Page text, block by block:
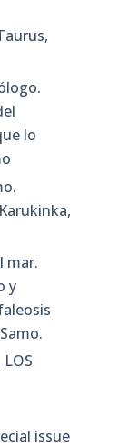
lo
mar.
y
issue